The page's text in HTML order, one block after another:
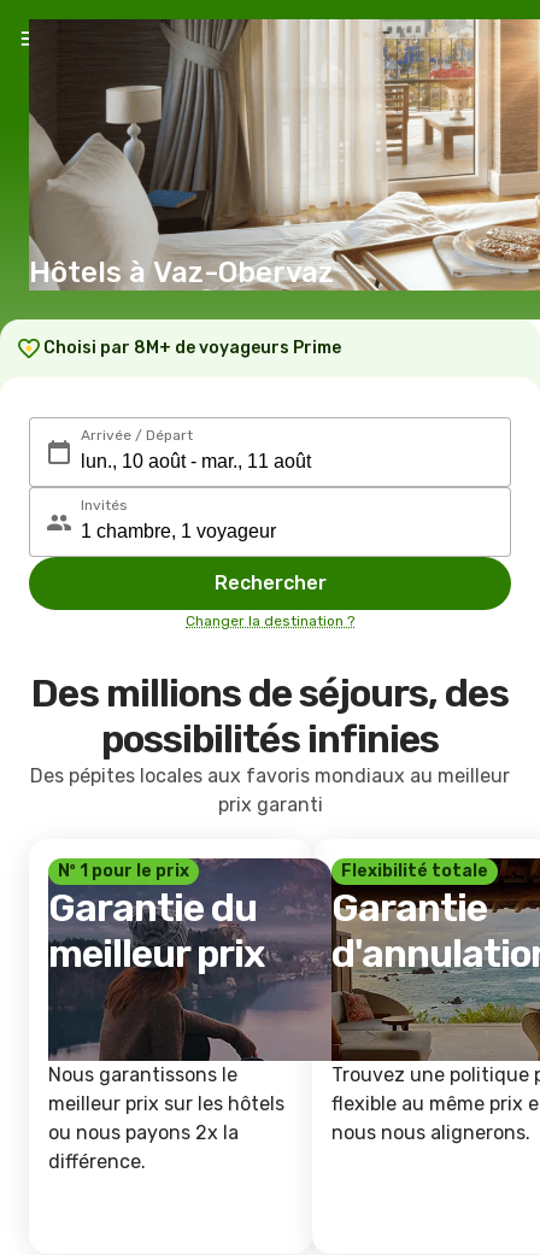
Hôtels à Vaz-Obervaz
Choisi par 8M+ de voyageurs Prime
Arrivée / Départ
Invités
Rechercher
Changer la destination ?
Des millions de séjours, des
possibilités infinies
Des pépites locales aux favoris mondiaux au meilleur
prix garanti
Nº 1 pour le prix
Garantie du
meilleur prix
Nous garantissons le
meilleur prix sur les hôtels
ou nous payons 2x la
différence.
Flexibilité totale
Garantie
Trouvez une politique
flexible au même prix
nous nous alignerons.